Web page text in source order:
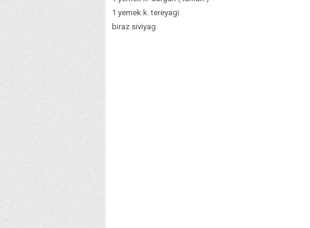
1 yemek k. tereyagi
biraz siviyag